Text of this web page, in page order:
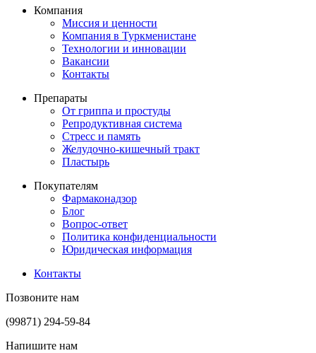
Компания
Миссия и ценности
Компания в Туркменистане
Технологии и инновации
Вакансии
Контакты
Препараты
От гриппа и простуды
Репродуктивная система
Стресс и память
Желудочно-кишечный тракт
Пластырь
Покупателям
Фармаконадзор
Блог
Вопрос-ответ
Политика конфиденциальности
Юридическая информация
Контакты
Позвоните нам
(99871) 294-59-84
Напишите нам